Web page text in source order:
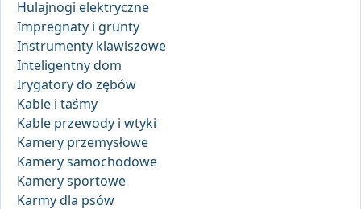
Hulajnogi elektryczne
Impregnaty i grunty
Instrumenty klawiszowe
Inteligentny dom
Irygatory do zębów
Kable i taśmy
Kable przewody i wtyki
Kamery przemysłowe
Kamery samochodowe
Kamery sportowe
Karmy dla psów